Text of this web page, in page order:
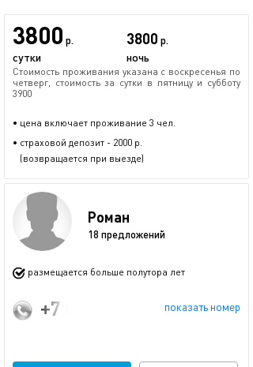
3800 р.
сутки
3800 р.
ночь
Стоимость проживания указана с воскресенья по
четверг, стоимость за сутки в пятницу и субботу
3900
• цена включает проживание 3 чел.
• страховой депозит - 2000 р.
(возвращается при выезде)
Роман
18 предложений
размещается больше полутора лет
показать номер
+7 (916) 672-75-49